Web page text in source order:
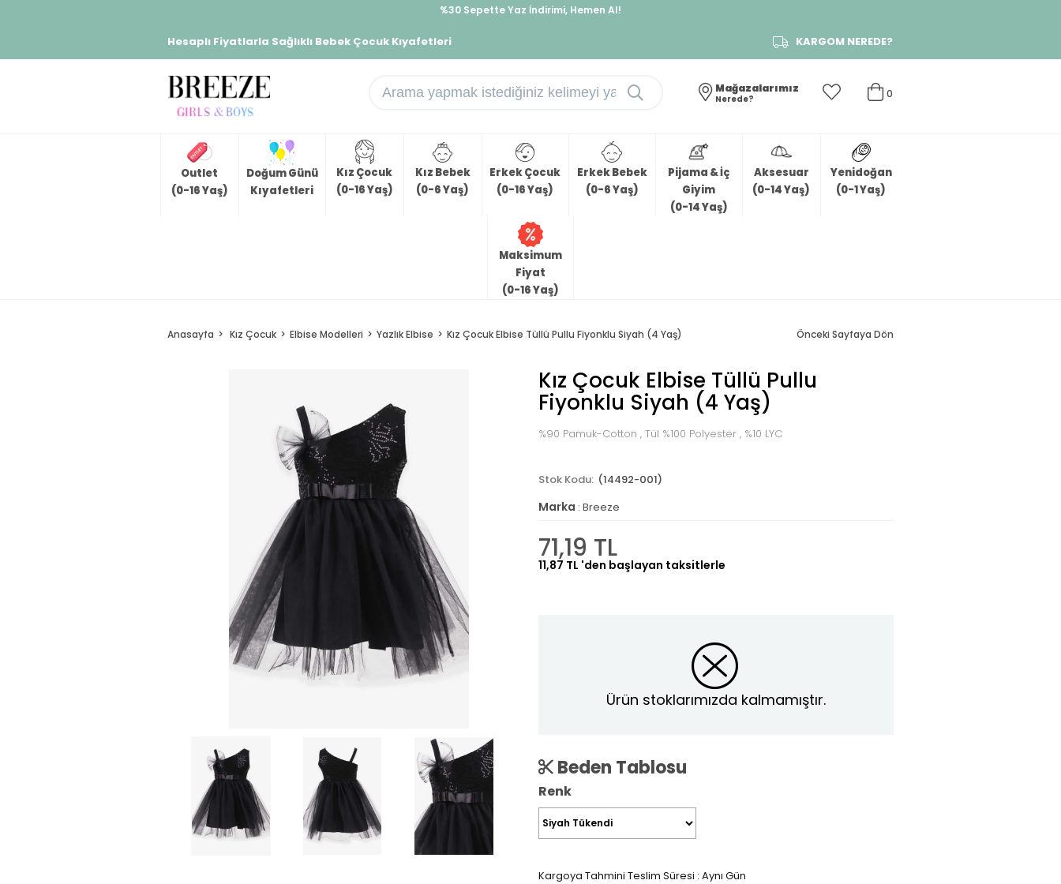
%30 Sepette Yaz İndirimi, Hemen Al!
Hesaplı Fiyatlarla Sağlıklı Bebek Çocuk Kıyafetleri KARGOM NEREDE?
0
Mağazalarımız
Nerede?
Outlet
(0-16 Yaş)
Doğum Günü
Kıyafetleri
Kız Çocuk
(0-16 Yaş)
Kız Bebek
(0-6 Yaş)
Erkek Çocuk
(0-16 Yaş)
Erkek Bebek
(0-6 Yaş)
Pijama & İç
Giyim
(0-14 Yaş)
Aksesuar
(0-14 Yaş)
Yenidoğan
(0-1 Yaş)
Maksimum
Fiyat
(0-16 Yaş)
Anasayfa Kız Çocuk Elbise Modelleri Yazlık Elbise Kız Çocuk Elbise Tüllü Pullu Fiyonklu Siyah (4 Yaş) Önceki Sayfaya Dön
Kız Çocuk Elbise Tüllü Pullu
Fiyonklu Siyah (4 Yaş)
%90 Pamuk-Cotton , Tül %100 Polyester , %10 LYC
(14492-001)
Marka : Breeze
71,19 TL
11,87 TL 'den başlayan taksitlerle
Ürün stoklarımızda kalmamıştır.
Beden Tablosu
Renk
Kargoya Tahmini Teslim Süresi : Aynı Gün